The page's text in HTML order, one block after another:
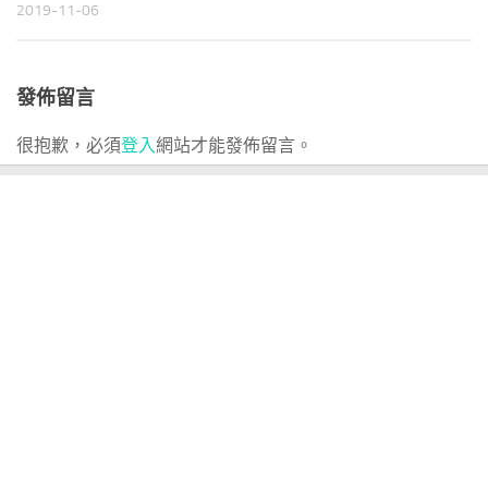
2019-11-06
發佈留言
很抱歉，必須登入網站才能發佈留言。